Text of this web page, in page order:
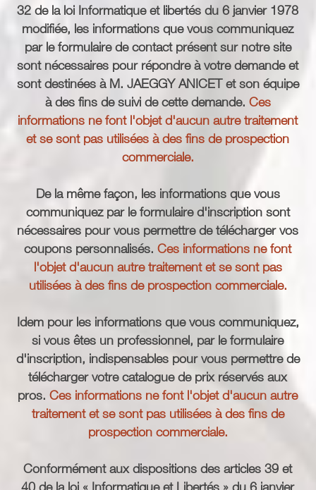
32 de la loi Informatique et libertés du 6 janvier 1978
modifiée, les informations que vous communiquez
par le formulaire de contact présent sur notre site
sont nécessaires pour répondre à votre demande et
sont destinées à M. JAEGGY ANICET et son équipe
à des fins de suivi de cette demande. Ces
informations ne font l'objet d'aucun autre traitement
et se sont pas utilisées à des fins de prospection
commerciale.
De la même façon, les informations que vous
communiquez par le formulaire d'inscription sont
nécessaires pour vous permettre de télécharger vos
coupons personnalisés.Ces informations ne font
l'objet d'aucun autre traitement et se sont pas
utilisées à des fins de prospection commerciale.
Idem pour les informations que vous communiquez,
si vous êtes un professionnel, par le formulaire
d'inscription, indispensables pour vous permettre de
télécharger votre catalogue de prix réservés aux
pros.Ces informations ne font l'objet d'aucun autre
traitement et se sont pas utilisées à des fins de
prospection commerciale.
Conformément aux dispositions des articles 39 et
40 de la loi « Informatique et Libertés » du 6 janvier